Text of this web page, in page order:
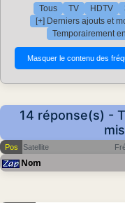
Tous TV HDTV
[+] Derniers ajouts et
Temporairement
14 réponse(s) -
Pos Satellite
Nom